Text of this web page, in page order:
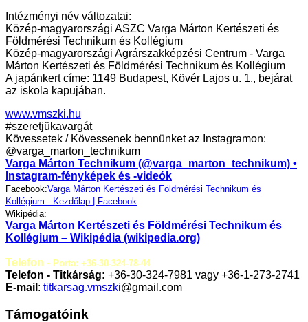
Intézményi név változatai:
Közép-magyarországi ASZC Varga Márton Kertészeti és
Földmérési Technikum és Kollégium
Közép-magyarországi Agrárszakképzési Centrum - Varga
Márton Kertészeti és Földmérési Technikum és Kollégium
A japánkert címe: 1149 Budapest, Kövér Lajos u. 1., bejárat
az iskola kapujában.
www.vmszki.hu
#szeretjükavargát
Kövessetek / Kövessenek bennünket az Instagramon:
@varga_marton_technikum
Varga Márton Technikum (@varga_marton_technikum) •
Instagram-fényképek és -videók
Facebook:Varga Márton Kertészeti és Földmérési Technikum és
Kollégium - Kezdőlap | Facebook
Wikipédia:
Varga Márton Kertészeti és Földmérési Technikum és
Kollégium – Wikipédia (wikipedia.org)
Telefon - Porta: +36-30-324-78-44
Telefon - Titkárság: +36-30-324-7981 vagy +36-1-273-2741
E-mail : titkarsag.vmszki@gmail.com
Támogatóink